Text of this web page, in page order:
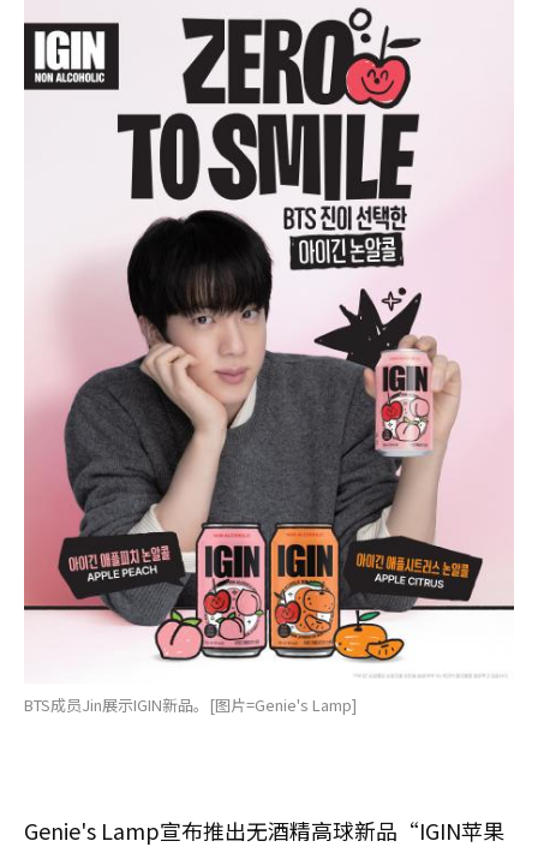
BTS成员Jin展示IGIN新品。[图片=Genie's Lamp]
Genie's Lamp宣布推出无酒精高球新品“IGIN苹果